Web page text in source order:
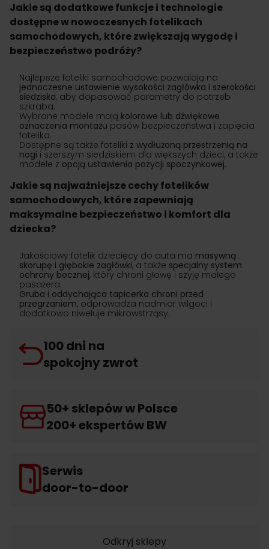
Jakie są dodatkowe funkcje i technologie
dostępne w nowoczesnych fotelikach
samochodowych, które zwiększają wygodę i
bezpieczeństwo podróży?
Najlepsze foteliki samochodowe pozwalają na
jednoczesne ustawienie wysokości zagłówka i szerokości
siedziska, aby dopasować parametry do potrzeb
szkraba.
Wybrane modele mają kolorowe lub dźwiękowe
oznaczenia montażu pasów bezpieczeństwa i zapięcia
fotelika.
Dostępne są także foteliki z wydłużoną przestrzenią na
nogi i szerszym siedziskiem dla większych dzieci, a także
modele z opcją ustawienia pozycji spoczynkowej.
Jakie są najważniejsze cechy fotelików
samochodowych, które zapewniają
maksymalne bezpieczeństwo i komfort dla
dziecka?
Jakościowy fotelik dziecięcy do auta ma masywną
skorupę i głębokie zagłówki, a także specjalny system
ochrony bocznej, który chroni głowę i szyję małego
pasażera.
Gruba i oddychająca tapicerka chroni przed
przegrzaniem, odprowadza nadmiar wilgoci i
dodatkowo niweluje mikrowstrząsy.
100 dni na
spokojny zwrot
50+ sklepów w Polsce
200+ ekspertów BW
Serwis
door-to-door
Odkryj sklepy